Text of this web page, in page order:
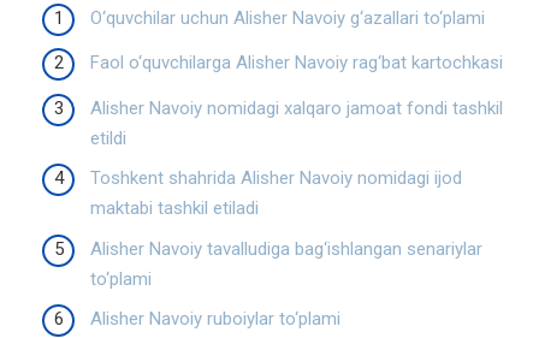
O‘quvchilar uchun Alisher Navoiy g‘azallari to‘plami
Faol o‘quvchilarga Alisher Navoiy rag‘bat kartochkasi
Alisher Navoiy nomidagi xalqaro jamoat fondi tashkil
etildi
Toshkent shahrida Alisher Navoiy nomidagi ijod
maktabi tashkil etiladi
Alisher Navoiy tavalludiga bag‘ishlangan senariylar
to‘plami
Alisher Navoiy ruboiylar to‘plami